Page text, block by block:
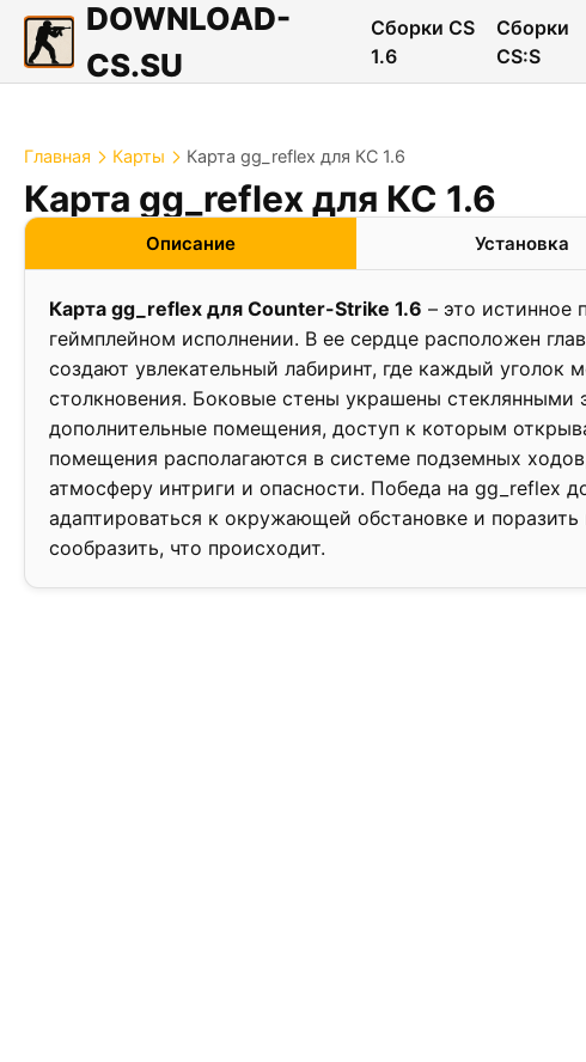
DOWNLOAD-
CS.SU
Сборки CS
1.6
Сборки
CS:S
Главная Карты Карта gg_reflex для КС 1.6
Карта gg_reflex для КС 1.6
❮
Описание Установка
Карта gg_reflex для Counter-Strike 1.6 – это истинное
геймплейном исполнении. В ее сердце расположен
создают увлекательный лабиринт, где каждый уголок
столкновения. Боковые стены украшены
дополнительные помещения, доступ к которым
помещения располагаются в системе подземных
атмосферу интриги и опасности. Победа на gg_reflex
адаптироваться к окружающей обстановке и
сообразить, что происходит.